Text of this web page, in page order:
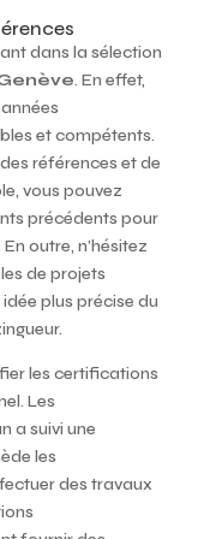
dans la sélection
. En effet,
et compétents.
références et de
vous pouvez
précédents pour
outre, n’hésitez
de projets
plus précise du
les certifications
Les
a suivi une
les
des travaux